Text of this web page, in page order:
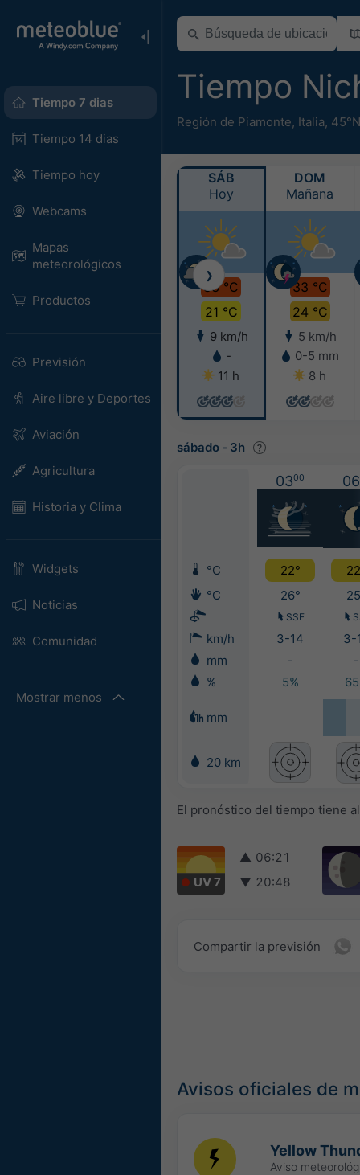
Tiempo 7 dias
Tiempo 14 dias
Tiempo hoy
Webcams
Mapas
meteorológicos
Productos
Previsión
Aire libre y Deportes
Aviación
Agricultura
Historia y Clima
Widgets
Noticias
Comunidad
Mostrar menos
Tiempo
Región de Piamonte, Italia,
SÁB
Hoy
33 °C
21 °C
9 km/h
-
11 h
DOM
Mañana
33 °C
24 °C
5 km/h
0-5 mm
8 h
❯
sábado - 3h
0300 06
°C 22°
°C
26°
SSE
km/h 3-14 3-
mm
- -
%
5%
mm
20 km
El pronóstico del tiempo tiene
UV 7
▲ 06:21
▼ 20:48
Compartir la previsión
Avisos oficiales de
Yellow
Aviso